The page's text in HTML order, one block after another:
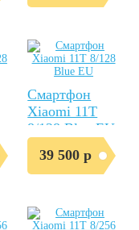
Смартфон
Xiaomi 11T
8/128 Blue EU
39 500 р